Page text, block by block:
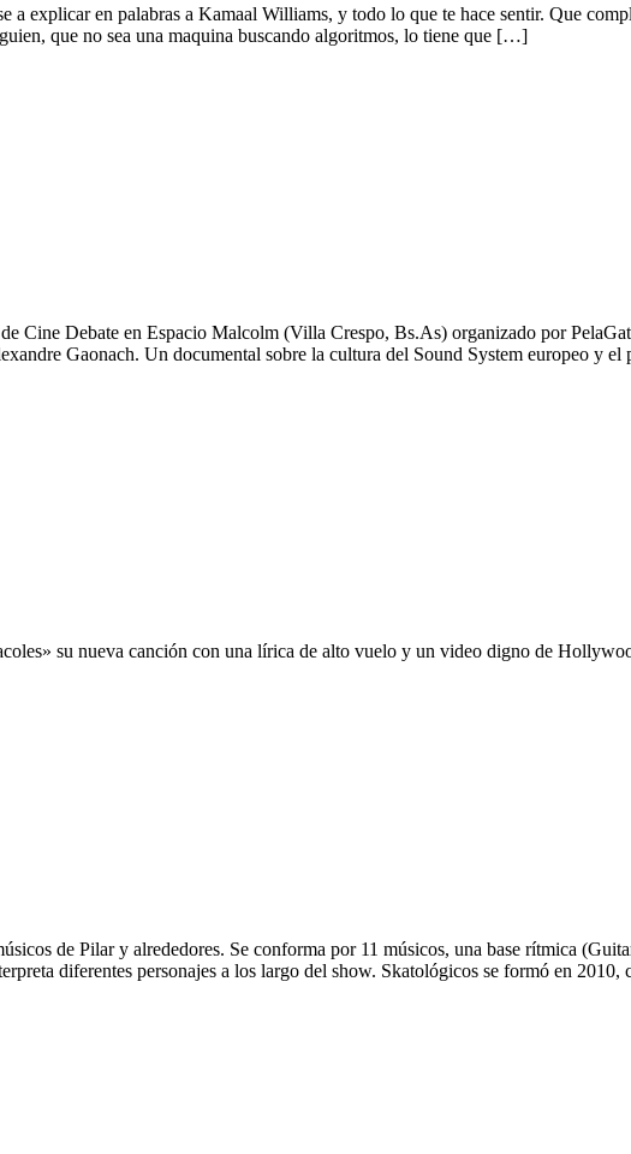
a explicar en palabras a Kamaal Williams, y todo lo que te hace sentir. Que
que no sea una maquina buscando algoritmos, lo tiene que […]
Cine Debate en Espacio Malcolm (Villa Crespo, Bs.As) organizado por
Gaonach. Un documental sobre la cultura del Sound System europeo y el
su nueva canción con una lírica de alto vuelo y un video digno de
de Pilar y alrededores. Se conforma por 11 músicos, una base rítmica
diferentes personajes a los largo del show. Skatológicos se formó en